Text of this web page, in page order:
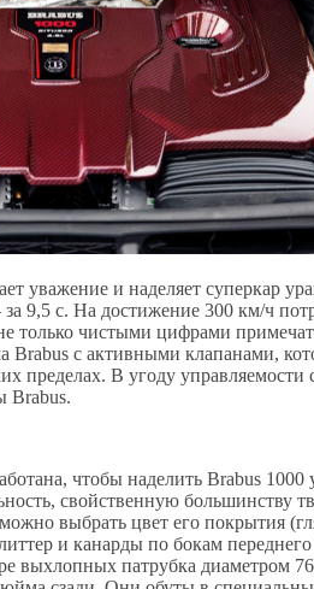
уважение и наделяет суперкар
9,5 с. На достижение 300 км/ч
только чистыми цифрами
Brabus с активными клапанами,
пределах. В угоду управляемости
Brabus.
чтобы наделить Brabus
свойственную большинству
выбрать цвет его покрытия
и канарды по бокам
выхлопных патрубка диаметром